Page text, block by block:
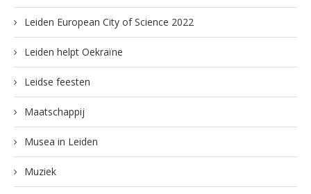
Leiden European City of Science 2022
Leiden helpt Oekraïne
Leidse feesten
Maatschappij
Musea in Leiden
Muziek